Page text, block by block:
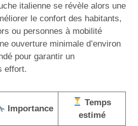
italienne se révèle alors une
le confort des habitants,
ou personnes à mobilité
ouverture minimale d’environ
pour garantir un
effort.
Importance
Temps
estimé